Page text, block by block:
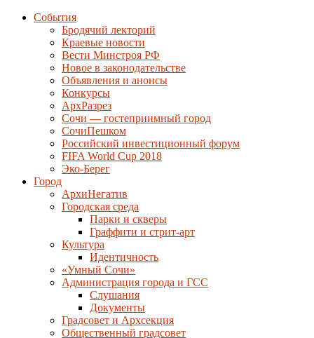
События
Бродячий лекторий
Краевые новости
Вести Минстроя РФ
Новое в законодательстве
Объявления и анонсы
Конкурсы
АрхРазрез
Сочи — гостеприимный город
СочиПешком
Российский инвестиционный форум
FIFA World Cup 2018
Эко-Берег
Город
АрхиНегатив
Городская среда
Парки и скверы
Граффити и стрит-арт
Культура
Идентичность
«Умный Сочи»
Администрация города и ГСС
Слушания
Документы
Градсовет и Архсекция
Общественный градсовет